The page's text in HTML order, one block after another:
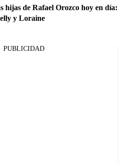
hijas de Rafael Orozco hoy en día:
y Loraine
PUBLICIDAD